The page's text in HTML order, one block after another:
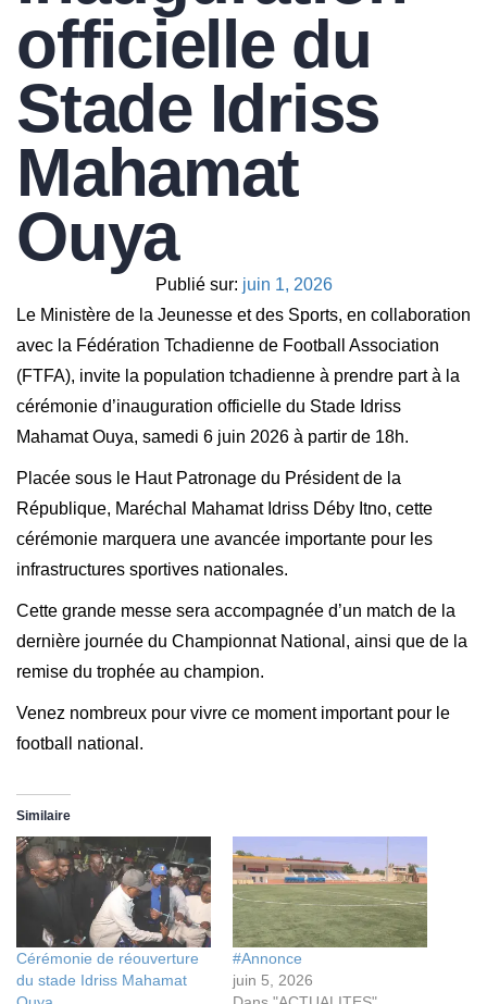
officielle du
Stade Idriss
Mahamat
Ouya
Publié sur: juin 1, 2026
Le Ministère de la Jeunesse et des Sports, en collaboration
avec la Fédération Tchadienne de Football Association
(FTFA), invite la population tchadienne à prendre part à la
cérémonie d’inauguration officielle du Stade Idriss
Mahamat Ouya, samedi 6 juin 2026 à partir de 18h.
Placée sous le Haut Patronage du Président de la
République, Maréchal Mahamat Idriss Déby Itno, cette
cérémonie marquera une avancée importante pour les
infrastructures sportives nationales.
Cette grande messe sera accompagnée d’un match de la
dernière journée du Championnat National, ainsi que de la
remise du trophée au champion.
Venez nombreux pour vivre ce moment important pour le
football national.
Similaire
Cérémonie de réouverture
du stade Idriss Mahamat
#Annonce
juin 5, 2026